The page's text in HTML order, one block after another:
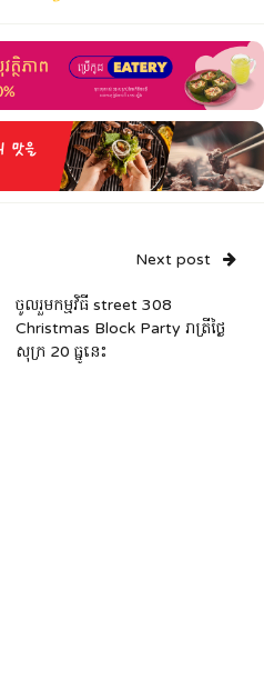
Next post
ចូលរួមកម្មវិធី street 308
Christmas Block Party រាត្រីថ្ងៃ
សុក្រ 20 ធ្នូនេះ